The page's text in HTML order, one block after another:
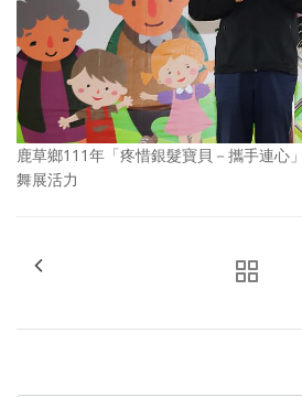
鹿草鄉111年「疼惜銀髮寶貝－攜手連心
舞展活力